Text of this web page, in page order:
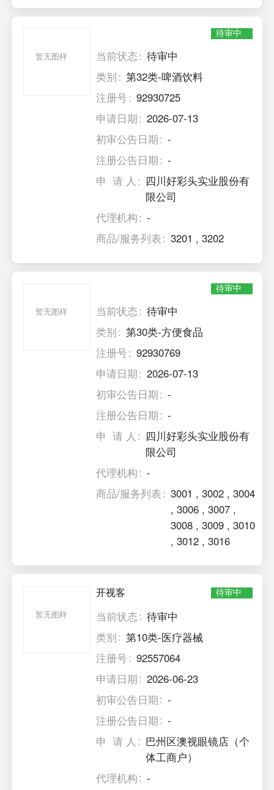
暂无图样
待审中
当前状态
待审中
类别
第32类-啤酒饮料
注册号
92930725
申请日期
2026-07-13
初审公告日期
-
注册公告日期
-
申 请 人
四川好彩头实业股份有
限公司
代理机构
-
商品/服务列表
3201 ,3202
暂无图样
待审中
当前状态
待审中
类别
第30类-方便食品
注册号
92930769
申请日期
2026-07-13
初审公告日期
-
注册公告日期
-
申 请 人
四川好彩头实业股份有
限公司
代理机构
-
商品/服务列表
3001 ,3002 ,3004
,3006 ,3007 ,
3008 ,3009 ,3010
,3012 ,3016
暂无图样
开视客 待审中
当前状态
待审中
类别
第10类-医疗器械
注册号
92557064
申请日期
2026-06-23
初审公告日期
-
注册公告日期
-
申 请 人
巴州区澳视眼镜店（个
体工商户）
代理机构
-